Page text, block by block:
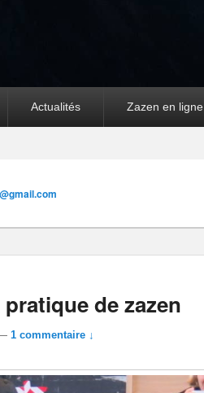
Actualités Zazen en ligne
de zazen
1 commentaire ↓